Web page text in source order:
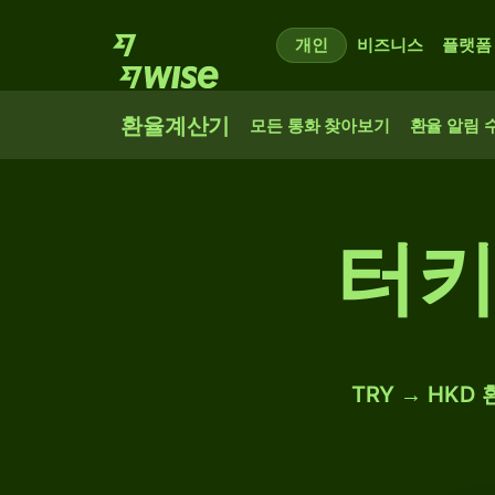
개인 비즈니스 플랫폼
환율계산기 모든 통화 찾아보기 환율 알림
터
TRY → HKD